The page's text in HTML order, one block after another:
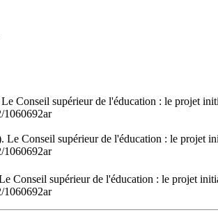
Conseil supérieur de l'éducation : le projet
1060692ar
Le Conseil supérieur de l'éducation : le projet
1060692ar
Conseil supérieur de l'éducation : le projet
1060692ar